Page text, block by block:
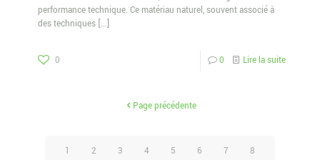
performance technique. Ce matériau naturel, souvent associé à
des techniques […]
0 0 Lire la suite
Page précédente
1 2 3 4 5 6 7 8